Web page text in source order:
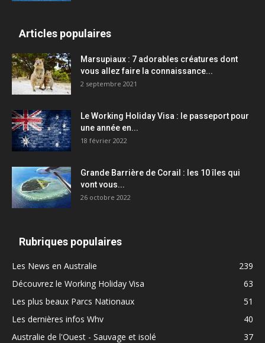
Articles populaires
Marsupiaux : 7 adorables créatures dont
vous allez faire la connaissance...
2 septembre 2021
Le Working Holiday Visa : le passeport pour
une année en...
18 février 2022
Grande Barrière de Corail : les 10 îles qui
vont vous...
26 octobre 2022
Rubriques populaires
Les News en Australie
239
Découvrez le Working Holiday Visa
63
Les plus beaux Parcs Nationaux
51
Les dernières infos Whv
40
Australie de l'Ouest - Sauvage et isolé
37